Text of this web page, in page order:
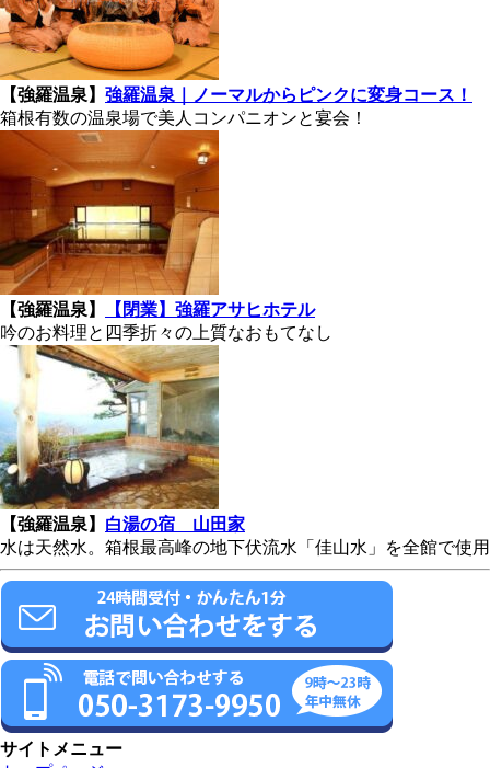
【強羅温泉】 強羅温泉｜ノーマルからピンクに変身コース！
箱根有数の温泉場で美人コンパニオンと宴会！
【強羅温泉】
【閉業】強羅アサヒホテル
吟のお料理と四季折々の上質なおもてなし
【強羅温泉】 白湯の宿 山田家
水は天然水。箱根最高峰の地下伏流水「佳山水」を全館で使用
サイトメニュー